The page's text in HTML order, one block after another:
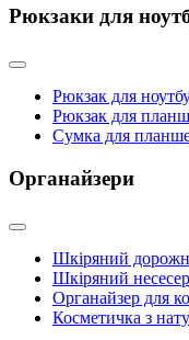
Рюкзаки для
Рюкзак для
Рюкзак для
Сумка для
Органайзери
Шкіряний
Шкіряний несесер
Органайзер для
Косметичка з